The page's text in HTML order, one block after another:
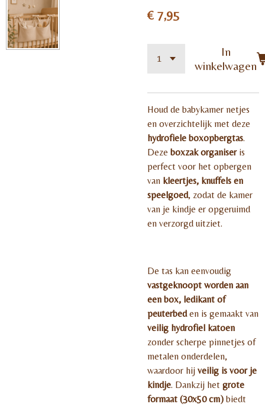
€ 7,95
In
winkelwagen
Houd de babykamer netjes
en overzichtelijk met deze
hydrofiele boxopbergtas.
Deze boxzak organiseris
perfect voor het opbergen
van kleertjes, knuffels en
speelgoed, zodat de kamer
van je kindje er opgeruimd
en verzorgd uitziet.
De tas kan eenvoudig
vastgeknoopt worden aan
een box, ledikant of
peuterbeden is gemaakt van
veilig hydrofiel katoen
zonder scherpe pinnetjes of
metalen onderdelen,
waardoor hij veilig is voor je
kindje. Dankzij het grote
formaat (30x50 cm) biedt